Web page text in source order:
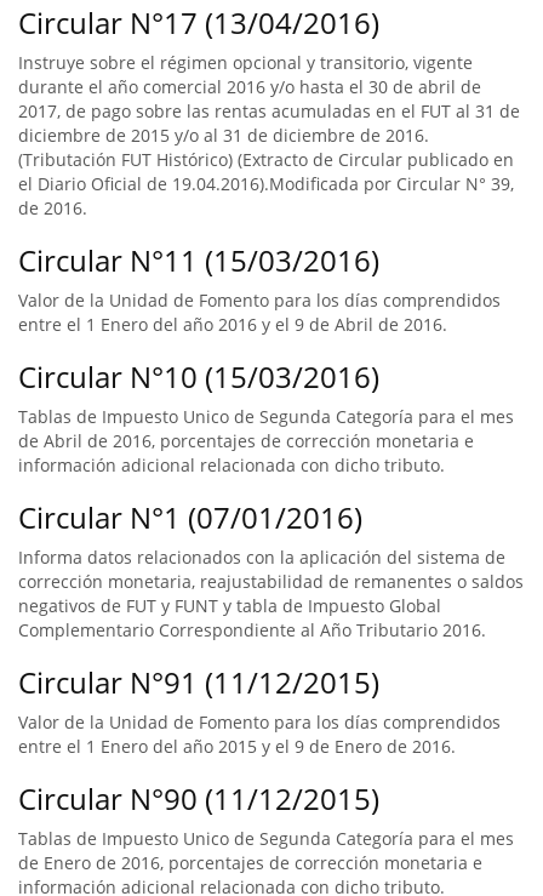
Circular N°17 (13/04/2016)
Instruye sobre el régimen opcional y transitorio, vigente
durante el año comercial 2016 y/o hasta el 30 de abril de
2017, de pago sobre las rentas acumuladas en el FUT al 31 de
diciembre de 2015 y/o al 31 de diciembre de 2016.
(Tributación FUT Histórico) (Extracto de Circular publicado en
el Diario Oficial de 19.04.2016).Modificada por Circular N° 39,
de 2016.
Circular N°11 (15/03/2016)
Valor de la Unidad de Fomento para los días comprendidos
entre el 1 Enero del año 2016 y el 9 de Abril de 2016.
Circular N°10 (15/03/2016)
Tablas de Impuesto Unico de Segunda Categoría para el mes
de Abril de 2016, porcentajes de corrección monetaria e
información adicional relacionada con dicho tributo.
Circular N°1 (07/01/2016)
Informa datos relacionados con la aplicación del sistema de
corrección monetaria, reajustabilidad de remanentes o saldos
negativos de FUT y FUNT y tabla de Impuesto Global
Complementario Correspondiente al Año Tributario 2016.
Circular N°91 (11/12/2015)
Valor de la Unidad de Fomento para los días comprendidos
entre el 1 Enero del año 2015 y el 9 de Enero de 2016.
Circular N°90 (11/12/2015)
Tablas de Impuesto Unico de Segunda Categoría para el mes
de Enero de 2016, porcentajes de corrección monetaria e
información adicional relacionada con dicho tributo.